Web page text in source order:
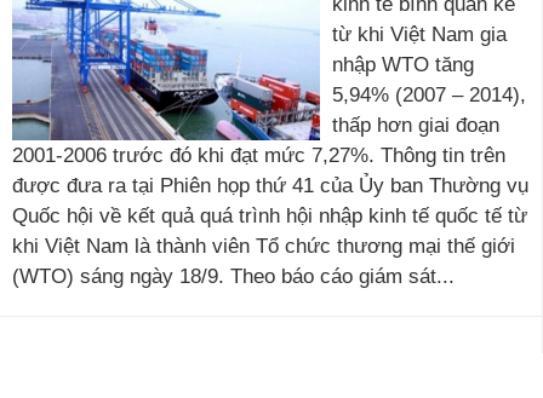
từ khi Việt Nam gia
nhập WTO tăng
5,94% (2007 – 2014),
thấp hơn giai đoạn
2001-2006 trước đó khi đạt mức 7,27%. Thông tin trên
được đưa ra tại Phiên họp thứ 41 của Ủy ban Thường vụ
Quốc hội về kết quả quá trình hội nhập kinh tế quốc tế từ
khi Việt Nam là thành viên Tổ chức thương mại thế giới
(WTO) sáng ngày 18/9. Theo báo cáo giám sát...